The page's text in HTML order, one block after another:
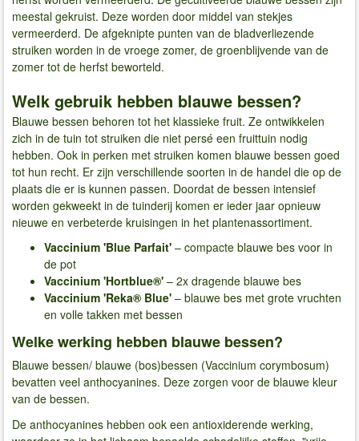
meestal gekruist. Deze worden door middel van stekjes
vermeerderd. De afgeknipte punten van de bladverliezende
struiken worden in de vroege zomer, de groenblijvende van de
zomer tot de herfst beworteld.
Welk gebruik hebben blauwe bessen?
Blauwe bessen behoren tot het klassieke fruit. Ze ontwikkelen
zich in de tuin tot struiken die niet persé een fruittuin nodig
hebben. Ook in perken met struiken komen blauwe bessen goed
tot hun recht. Er zijn verschillende soorten in de handel die op de
plaats die er is kunnen passen. Doordat de bessen intensief
worden gekweekt in de tuinderij komen er ieder jaar opnieuw
nieuwe en verbeterde kruisingen in het plantenassortiment.
Vaccinium 'Blue Parfait' – compacte blauwe bes voor in
de pot
Vaccinium 'Hortblue®' – 2x dragende blauwe bes
Vaccinium 'Reka® Blue' – blauwe bes met grote vruchten
en volle takken met bessen
Welke werking hebben blauwe bessen?
Blauwe bessen/ blauwe (bos)bessen (Vaccinium corymbosum)
bevatten veel anthocyanines. Deze zorgen voor de blauwe kleur
van de bessen.
De anthocyanines hebben ook een antioxiderende werking,